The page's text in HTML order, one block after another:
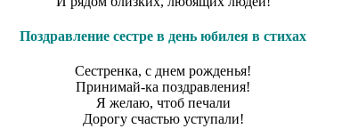
Поздравление сестре в день юбилея в стихах
Сестренка, с днем рожденья!
Принимай-ка поздравления!
Я желаю, чтоб печали
Дорогу счастью уступали!